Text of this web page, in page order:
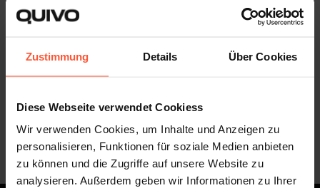
Zustimmung Details Über Cookies
Diese Webseite verwendet Cookiess
Wir verwenden Cookies, um Inhalte und Anzeigen zu
personalisieren, Funktionen für soziale Medien anbieten
zu können und die Zugriffe auf unsere Website zu
analysieren. Außerdem geben wir Informationen zu Ihrer
zuverlässig. Sie stärken deine Präsenz in der Region und
bringen dein Business weltweit voran.